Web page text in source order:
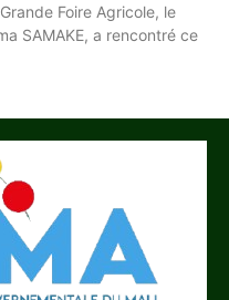
Foire Agricole, le
SAMAKE, a rencontré ce